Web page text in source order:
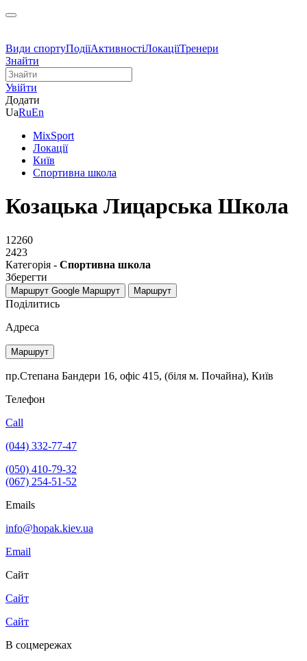
Види спортуПодіїАктивностіЛокаціїТренери
Знайти
Увійти
Додати
UaRuEn
MixSport
Локації
Київ
Спортивна школа
Козацька Лицарська Школа
12260
2423
Категорія - Спортивна школа
Зберегти
Маршрут Google Маршрут Маршрут
Поділитись
Адреса
Маршрут
пр.Степана Бандери 16, офіс 415, (біля м. Почайна), Київ
Телефон
Call
(044) 332-77-47
(050) 410-79-32
(067) 254-51-52
Emails
info@hopak.kiev.ua
Email
Сайт
Сайт
Сайт
В соцмережах